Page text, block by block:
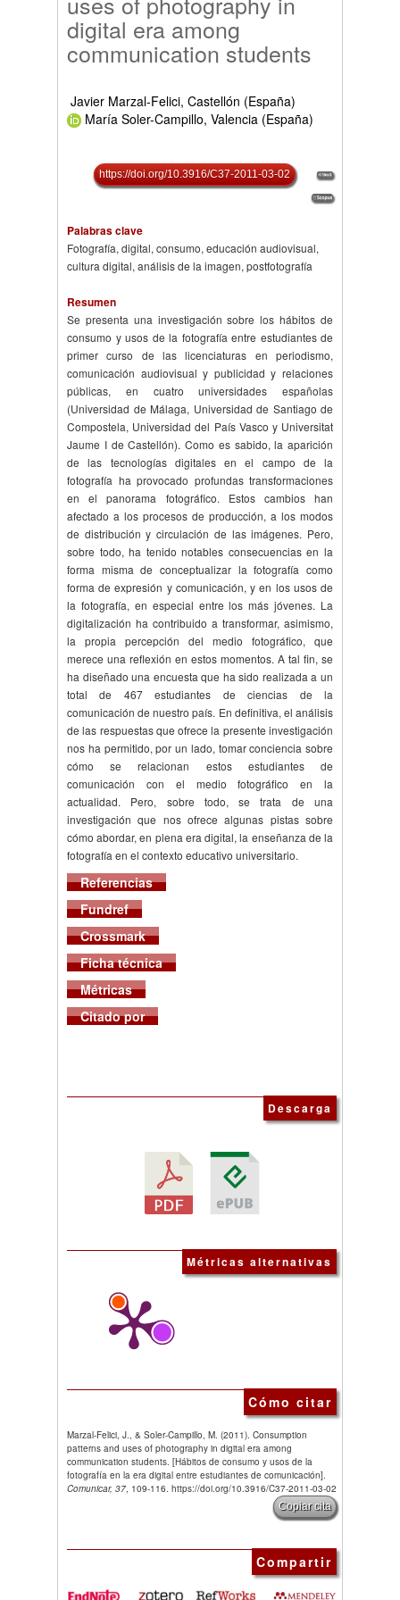
digital era among
communication students
Javier Marzal-Felici, Castellón (España)
María Soler-Campillo, Valencia (España)
https://doi.org/10.3916/C37-2011-03-02
Palabras clave
Fotografía, digital, consumo, educación audiovisual,
cultura digital, análisis de la imagen, postfotografía
Resumen
Se presenta una investigación sobre los hábitos de
consumo y usos de la fotografía entre estudiantes de
primer curso de las licenciaturas en periodismo,
comunicación audiovisual y publicidad y relaciones
públicas, en cuatro universidades españolas
(Universidad de Málaga, Universidad de Santiago de
Compostela, Universidad del País Vasco y Universitat
Jaume I de Castellón). Como es sabido, la aparición
de las tecnologías digitales en el campo de la
fotografía ha provocado profundas transformaciones
en el panorama fotográfico. Estos cambios han
afectado a los procesos de producción, a los modos
de distribución y circulación de las imágenes. Pero,
sobre todo, ha tenido notables consecuencias en la
forma misma de conceptualizar la fotografía como
forma de expresión y comunicación, y en los usos de
la fotografía, en especial entre los más jóvenes. La
digitalización ha contribuido a transformar, asimismo,
la propia percepción del medio fotográfico, que
merece una reflexión en estos momentos. A tal fin, se
ha diseñado una encuesta que ha sido realizada a un
total de 467 estudiantes de ciencias de la
comunicación de nuestro país. En definitiva, el análisis
de las respuestas que ofrece la presente investigación
nos ha permitido, por un lado, tomar conciencia sobre
cómo se relacionan estos estudiantes de
comunicación con el medio fotográfico en la
actualidad. Pero, sobre todo, se trata de una
investigación que nos ofrece algunas pistas sobre
cómo abordar, en plena era digital, la enseñanza de la
fotografía en el contexto educativo universitario.
Referencias
Fundref
Crossmark
Ficha técnica
Métricas
Citado por
Descarga
Métricas alternativas
Cómo citar
Marzal-Felici, J., & Soler-Campillo, M. (2011). Consumption
patterns and uses of photography in digital era among
communication students. [Hábitos de consumo y usos de la
fotografía en la era digital entre estudiantes de comunicación].
Comunicar, 37, 109-116. https://doi.org/10.3916/C37-2011-03-02
Copiar cita
Compartir